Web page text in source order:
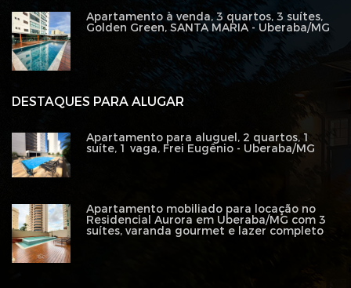
DESTAQUES PARA ALUGAR
Apartamento para aluguel, 2 quartos, 1
suíte, 1 vaga, Frei Eugênio - Uberaba/MG
Apartamento mobiliado para locação no
Residencial Aurora em Uberaba/MG com 3
suítes, varanda gourmet e lazer completo
Apartamento à venda, 3 quartos, 3 suítes,
Golden Green, SANTA MARIA - Uberaba/MG